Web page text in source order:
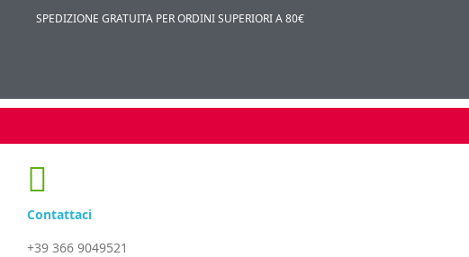
SPEDIZIONE GRATUITA PER ORDINI SUPERIORI A 80€
Contattaci
+39 366 9049521